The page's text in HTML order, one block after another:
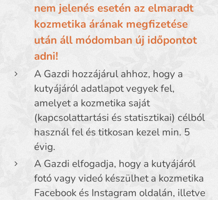
nem jelenés esetén az elmaradt
kozmetika árának megfizetése
után áll módomban új időpontot
adni!
A Gazdi hozzájárul ahhoz, hogy a
kutyájáról adatlapot vegyek fel,
amelyet a kozmetika saját
(kapcsolattartási és statisztikai) célból
használ fel és titkosan kezel min. 5
évig.
A Gazdi elfogadja, hogy a kutyájáról
fotó vagy videó készülhet a kozmetika
Facebook és Instagram oldalán, illetve